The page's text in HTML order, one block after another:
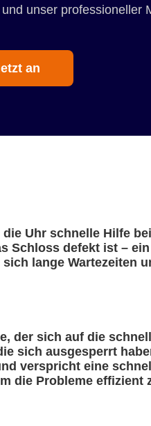
unser professioneller
an
Uhr schnelle Hilfe
Schloss defekt ist –
lange Wartezeiten
der sich auf die
sich ausgesperrt
verspricht eine
die Probleme effizient